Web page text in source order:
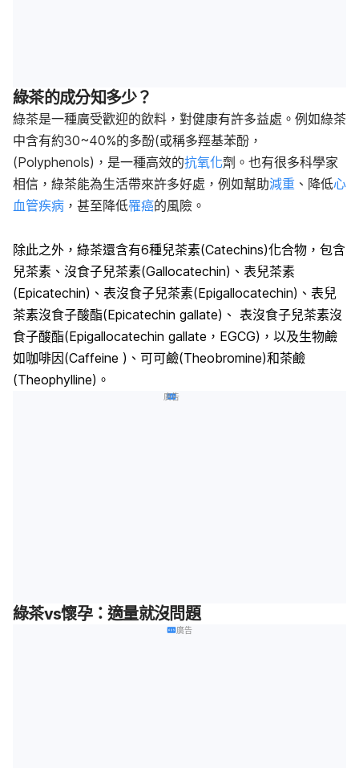
綠茶的成分知多少？
綠茶是一種廣受歡迎的飲料，對健康有許多益處。例如綠茶
中含有約30~40%的多酚(或稱多羥基苯酚，
(Polyphenols)，是一種高效的抗氧化劑。也有很多科學家
相信，綠茶能為生活帶來許多好處，例如幫助減重 、降低心
血管疾病 ，甚至降低罹癌的風險。
除此之外，綠茶還含有6種兒茶素(Catechins)化合物，包含
兒茶素、沒食子兒茶素(Gallocatechin)、表兒茶素
(Epicatechin)、表沒食子兒茶素(Epigallocatechin)、表兒
茶素沒食子酸酯(Epicatechin gallate)、 表沒食子兒茶素沒
食子酸酯(Epigallocatechin gallate，EGCG)，以及生物鹼
如咖啡因(Caffeine )、可可鹼(Theobromine)和茶鹼
(Theophylline)。
廣告
綠茶vs懷孕：適量就沒問題
廣告